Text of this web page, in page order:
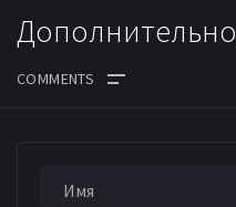
Дополнительно